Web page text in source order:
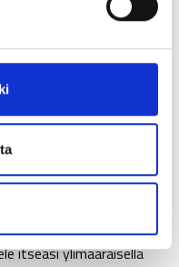
noita taitoja.
suhteen
Mieti useita pieniä
matkanvarrelle. Mitä
tekemistä voit
itseäsi ylimääräisellä